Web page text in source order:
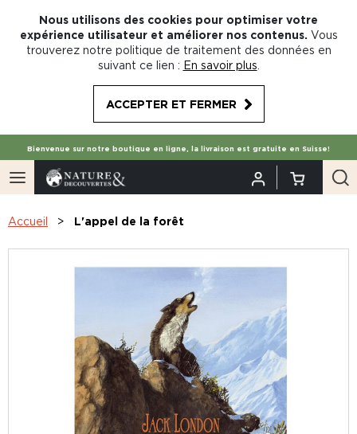
Nous utilisons des cookies pour optimiser votre
expérience utilisateur et améliorer nos contenus. Vous
trouverez notre politique de traitement des données en
suivant ce lien : En savoir plus
ACCEPTER ET FERMER
Bienvenue sur notre boutique en ligne, la livraison est gratuite en Suisse!
Accueil L'appel de la forêt